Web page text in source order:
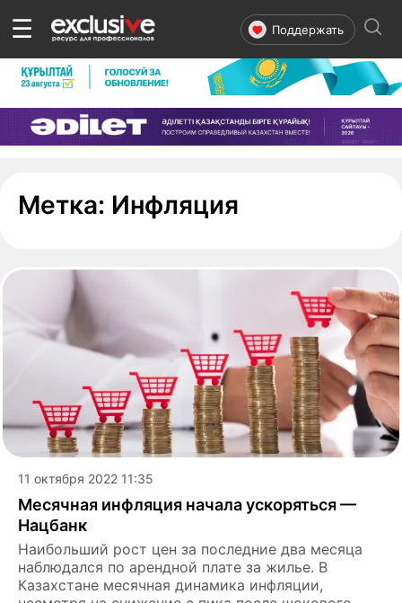
☰ Поддержать
Метка: Инфляция
11 октября 2022 11:35
Месячная инфляция начала ускоряться —
Нацбанк
Наибольший рост цен за последние два месяца
наблюдался по арендной плате за жилье. В
Казахстане месячная динамика инфляции,